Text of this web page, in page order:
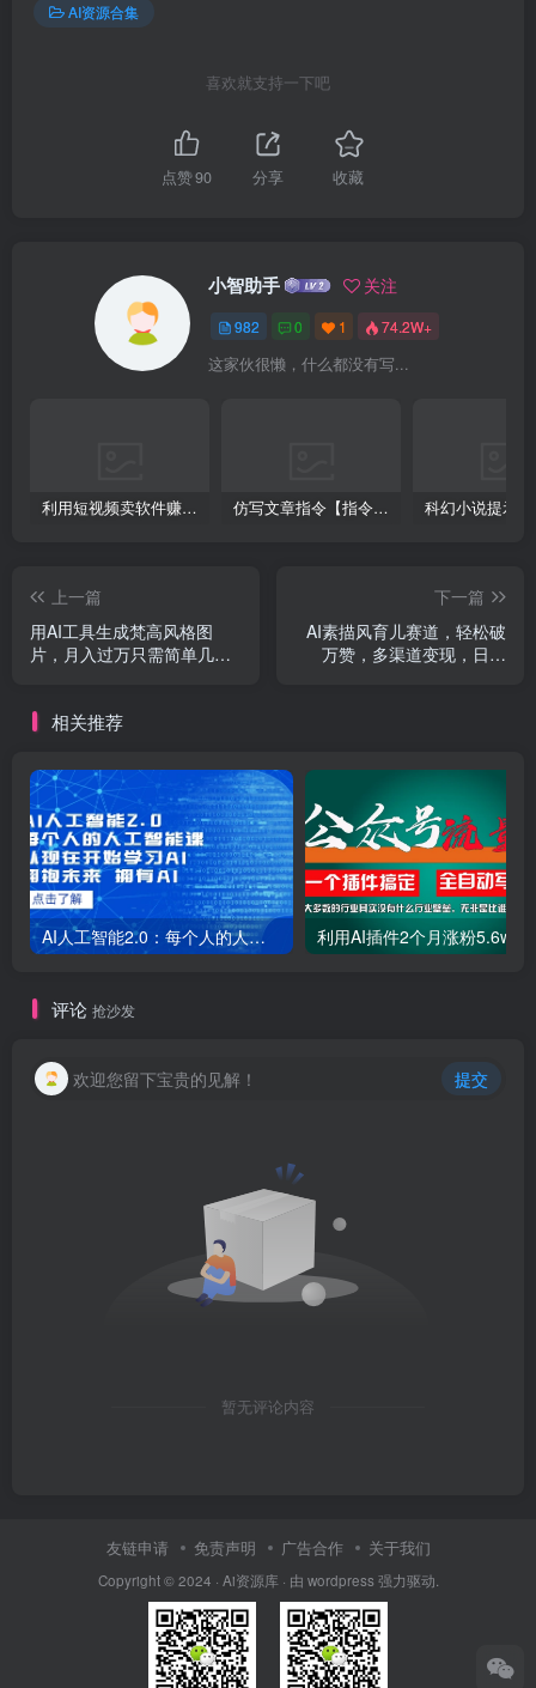
AI资源合集
喜欢就支持一下吧
点赞90 分享 收藏
小智助手 关注
982 0 1 74.2W+
这家伙很懒，什么都没有写...
利用短视频卖软件赚钱，新手小白轻松月入10000+！ 仿写文章指令【指令+教程】
上一篇
用AI工具生成梵高风格图
片，月入过万只需简单几
下一篇
AI素描风育儿赛道，轻松破
万赞，多渠道变现，日入
相关推荐
AI人工智能2.0：每个人的人工智能课：从现在开始学习AI（38节课）
评论 抢沙发
欢迎您留下宝贵的见解！ 提交
暂无评论内容
友链申请 免责声明 广告合作 关于我们
Copyright © 2024 · Ai资源库 · 由 wordpress 强力驱动.